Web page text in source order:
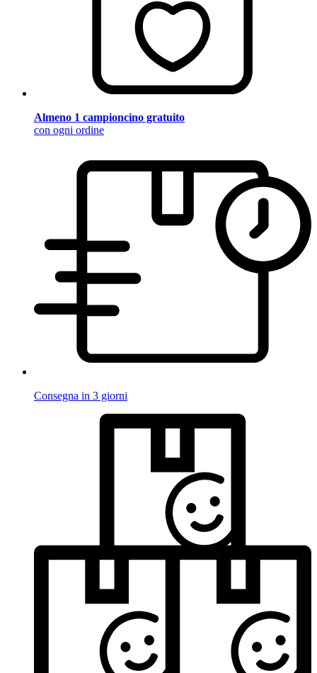
Almeno 1 campioncino gratuito
con ogni ordine
Consegna in 3 giorni